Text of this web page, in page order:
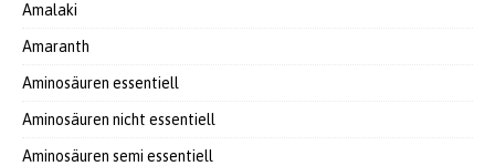
Amalaki
Amaranth
Aminosäuren essentiell
Aminosäuren nicht essentiell
Aminosäuren semi essentiell